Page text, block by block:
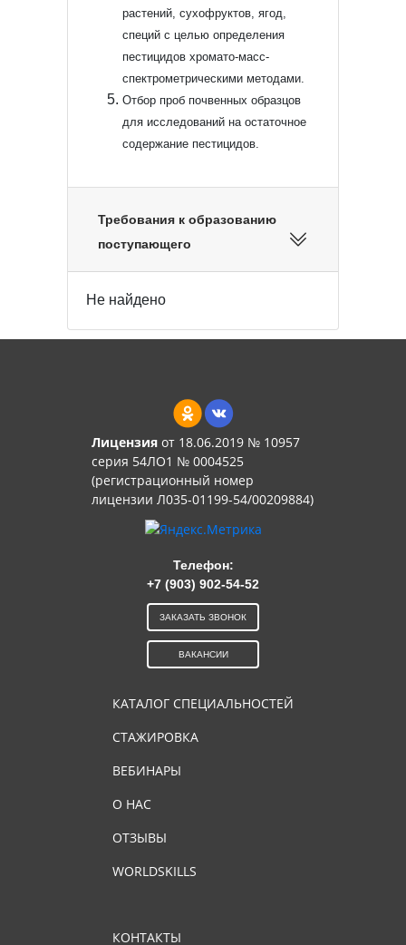
растений, сухофруктов, ягод,
специй с целью определения
пестицидов хромато-масс-
спектрометрическими методами.
Отбор проб почвенных образцов
для исследований на остаточное
содержание пестицидов.
Требования к образованию
поступающего
Не найдено
Лицензияот 18.06.2019 № 10957
серия 54ЛО1 № 0004525
(регистрационный номер
лицензии Л035-01199-54/00209884)
КАТАЛОГ СПЕЦИАЛЬНОСТЕЙ
СТАЖИРОВКА
ВЕБИНАРЫ
О НАС
ОТЗЫВЫ
WORLDSKILLS
КОНТАКТЫ
Телефон:
+7 (903) 902-54-52
ЗАКАЗАТЬ ЗВОНОК
ВАКАНСИИ